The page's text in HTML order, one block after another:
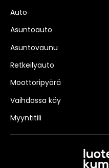
Auto
Asuntoauto
Asuntovaunu
Retkeilyauto
Moottoripyörä
Vaihdossa käy
Myyntitili